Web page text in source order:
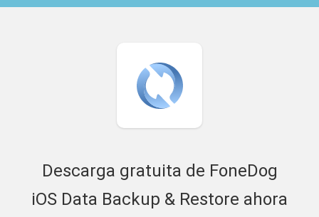
Descarga gratuita de FoneDog
iOS Data Backup & Restore ahora